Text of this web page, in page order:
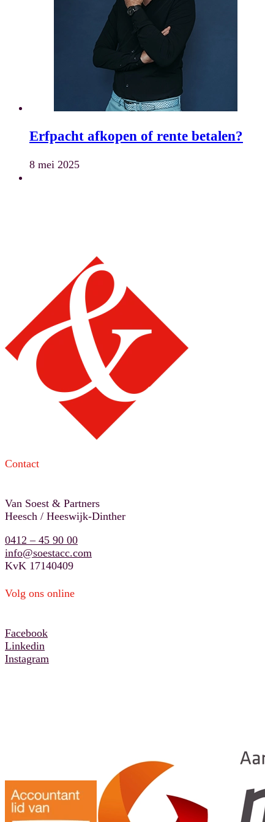
Erfpacht afkopen of rente betalen?
8 mei 2025
Contact
Van Soest & Partners
Heesch / Heeswijk-Dinther
0412 – 45 90 00
info@soestacc.com
KvK 17140409
Volg ons online
Facebook
Linkedin
Instagram